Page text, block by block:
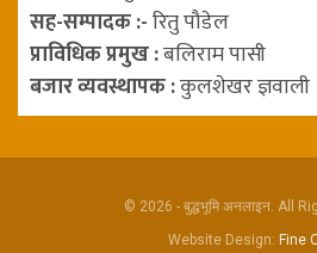
सह-सम्पादक :-रितु पौडेल
प्राविधिक प्रमुख :बलिराम पासी
बजार व्यवस्थापक :कुलशेखर ज्ञवाली
© 2026 - बुद्धभूमि अनलाइन. All
Website Design: Fine